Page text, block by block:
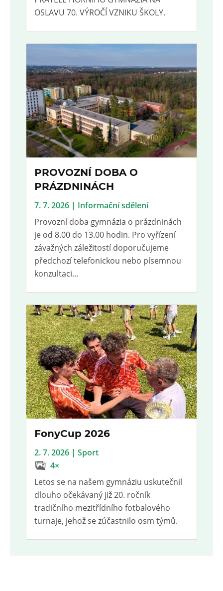
OSLAVU 70. VÝROČÍ VZNIKU ŠKOLY.
PROVOZNÍ DOBA O
PRÁZDNINÁCH
7. 7. 2026 | Informační sdělení
Provozní doba gymnázia o prázdninách
je od 8.00 do 13.00 hodin. Pro vyřízení
závažných záležitostí doporučujeme
předchozí telefonickou nebo písemnou
konzultaci...
FonyCup 2026
2. 7. 2026 | Sport
4×
Letos se na našem gymnáziu uskutečnil
dlouho očekávaný již 20. ročník
tradičního mezitřídního fotbalového
turnaje, jehož se zúčastnilo osm týmů.